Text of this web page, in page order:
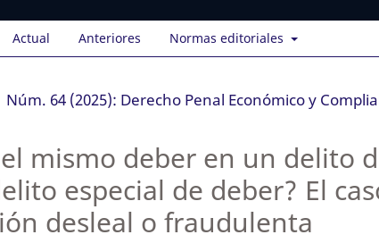
Actual Anteriores Normas editoriales
Núm. 64 (2025): Derecho Penal Económico y
mismo deber en un delito
especial de deber? El
desleal o fraudulenta